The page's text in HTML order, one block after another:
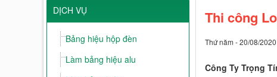
Thi công
Thứ năm - 20/08/
Công Ty Trọng
DỊCH VỤ
Bảng hiệu hộp đèn
Làm bảng hiệu alu